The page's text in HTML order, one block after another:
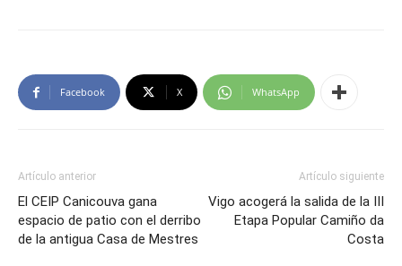
Facebook X WhatsApp
Artículo anterior
El CEIP Canicouva gana
espacio de patio con el derribo
de la antigua Casa de Mestres
Artículo siguiente
Vigo acogerá la salida de la III
Etapa Popular Camiño da
Costa